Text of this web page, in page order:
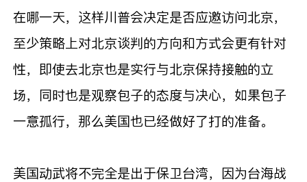
在哪一天，这样川普会决定是否应邀访问北京，
至少策略上对北京谈判的方向和方式会更有针对
性，即使去北京也是实行与北京保持接触的立
场，同时也是观察包子的态度与决心，如果包子
一意孤行，那么美国也已经做好了打的准备。
美国动武将不完全是出于保卫台湾，因为台海战